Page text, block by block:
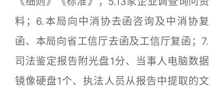
料；6.本局向中消协去函咨询及中消协复
函、本局向省工信厅去函及工信厅复函；7.
司法鉴定报告附光盘1分、当事人电脑数据
镜像硬盘1个、执法人员从报告中提取的文